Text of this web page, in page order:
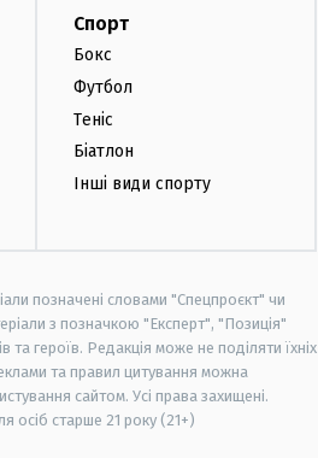
Спорт
Бокс
Футбол
Теніс
Біатлон
Інші види спорту
позначені словами "Спецпроєкт" чи
з позначкою "Експерт", "Позиція"
героїв. Редакція може не поділяти їхніх
та правил цитування можна
сайтом. Усі права захищені.
осіб старше 21 року (21+)